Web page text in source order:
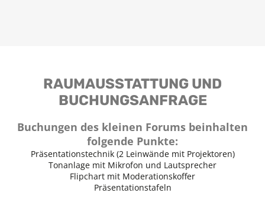
RAUMAUSSTATTUNG UND
BUCHUNGSANFRAGE
Buchungen des kleinen Forums beinhalten
folgende Punkte:
Präsentationstechnik (2 Leinwände mit Projektoren)
Tonanlage mit Mikrofon und Lautsprecher
Flipchart mit Moderationskoffer
Präsentationstafeln